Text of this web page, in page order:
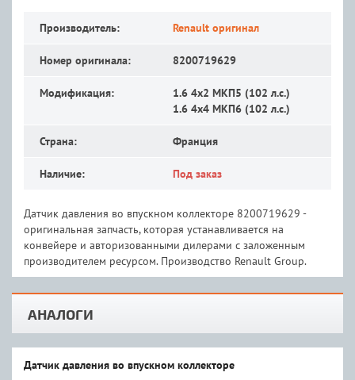
Производитель: Renault оригинал
Номер оригинала: 8200719629
Модификация:
1.6 4x2 MКП5 (102 л.с.)
1.6 4x4 MКП6 (102 л.с.)
Страна: Франция
Наличие: Под заказ
Датчик давления во впускном коллекторе 8200719629 -
оригинальная запчасть, которая устанавливается на
конвейере и авторизованными дилерами с заложенным
производителем ресурсом. Производство Renault Group.
АНАЛОГИ
Датчик давления во впускном коллекторе